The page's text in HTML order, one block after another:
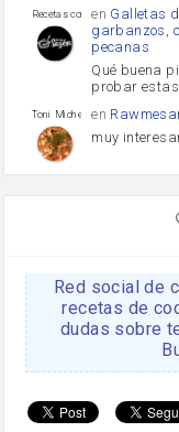
Recetas con sazon
en Galletas
garbanzos,
pecanas
Qué buena
probar
Toni Michel Caubet
en
muy
enLasaña
HOJALDROSA TV
enGachas
Rosa
https://
Rosa enReceta
Disculpa.
Red social de
recetas de
dudas sobre